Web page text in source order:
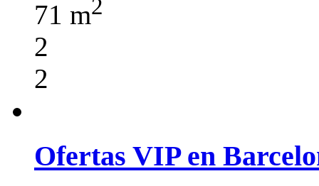
71 m2
2
2
Ofertas VIP en